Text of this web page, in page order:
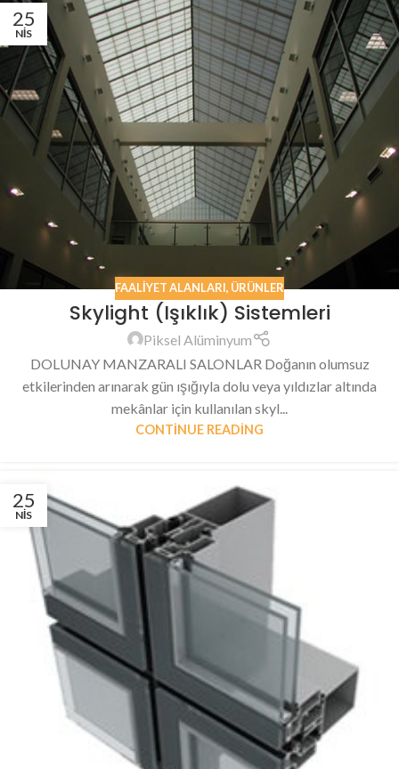
25
NIS
FAALIYET ALANLARI, ÜRÜNLER
Skylight (Işıklık) Sistemleri
Piksel Alüminyum
DOLUNAY MANZARALI SALONLAR Doğanın olumsuz
etkilerinden arınarak gün ışığıyla dolu veya yıldızlar altında
mekânlar için kullanılan skyl...
CONTINUE READING
25
NIS